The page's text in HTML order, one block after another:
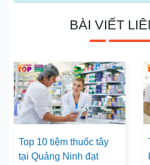
BÀI VIẾT
Top 10 tiệm thuốc tây
tại Quảng Ninh đạt